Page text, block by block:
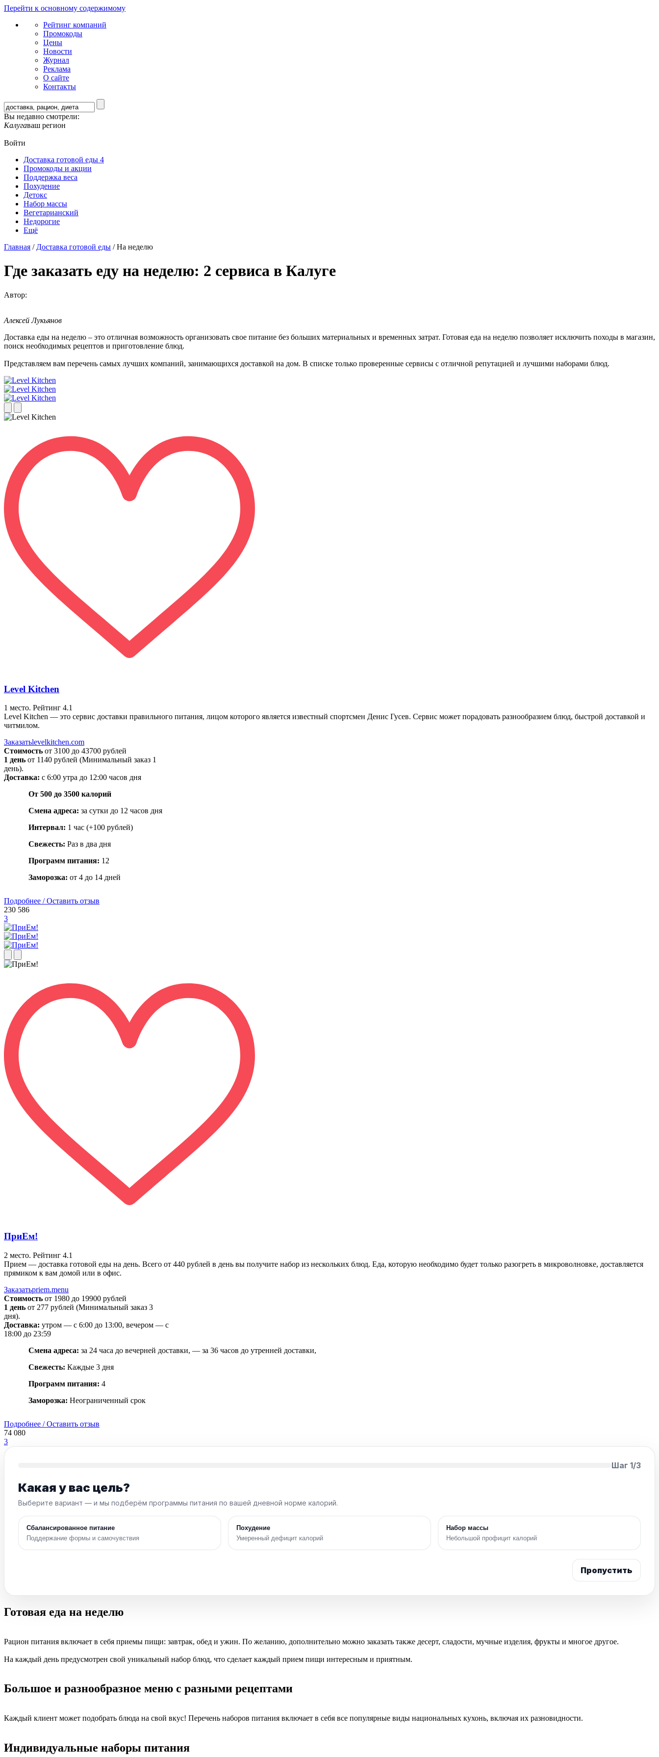
Перейти к основному содержимому
Рейтинг компаний
Промокоды
Цены
Новости
Журнал
Реклама
О сайте
Контакты
Вы недавно смотрели:
Калугаваш регион
Войти
Доставка готовой еды 4
Промокоды и акции
Поддержка веса
Похудение
Детокс
Набор массы
Вегетарианский
Недорогие
Ещё
Главная / Доставка готовой еды / На неделю
Где заказать еду на неделю: 2 сервиса в Калуге
Автор:
Алексей Лукьянов
Доставка еды на неделю – это отличная возможность организовать свое питание без больших материальных и временных затрат. Готовая еда на неделю позволяет исключить походы в магазин,
поиск необходимых рецептов и приготовление блюд.
Представляем вам перечень самых лучших компаний, занимающихся доставкой на дом. В списке только проверенные сервисы с отличной репутацией и лучшими наборами блюд.
Level Kitchen
1 место. Рейтинг 4.1
Level Kitchen — это сервис доставки правильного питания, лицом которого является известный спортсмен Денис Гусев. Сервис может порадовать разнообразием блюд, быстрой доставкой и
читмилом.
Заказатьlevelkitchen.com
Стоимость от 3100 до 43700 рублей
1 день от 1140 рублей (Минимальный заказ 1
день).
Доставка: с 6:00 утра до 12:00 часов дня
От 500 до 3500 калорий
Смена адреса: за сутки до 12 часов дня
Интервал: 1 час (+100 рублей)
Свежесть: Раз в два дня
Программ питания: 12
Заморозка: от 4 до 14 дней
Подробнее / Оставить отзыв
230 586
3
ПриЕм!
2 место. Рейтинг 4.1
Прием — доставка готовой еды на день. Всего от 440 рублей в день вы получите набор из нескольких блюд. Еда, которую необходимо будет только разогреть в микроволновке, доставляется
прямиком к вам домой или в офис.
Заказатьpriem.menu
Стоимость от 1980 до 19900 рублей
1 день от 277 рублей (Минимальный заказ 3
дня).
Доставка: утром — с 6:00 до 13:00, вечером — с
18:00 до 23:59
Смена адреса: за 24 часа до вечерней доставки, — за 36 часов до утренней доставки,
Свежесть: Каждые 3 дня
Программ питания: 4
Заморозка: Неограниченный срок
Подробнее / Оставить отзыв
74 080
3
Шаг 1/3
Какая у вас цель?
Выберите вариант — и мы подберём программы питания по вашей дневной норме калорий.
Сбалансированное питание
Поддержание формы и самочувствия
Похудение
Умеренный дефицит калорий
Набор массы
Небольшой профицит калорий
Пропустить
Готовая еда на неделю
Рацион питания включает в себя приемы пищи: завтрак, обед и ужин. По желанию, дополнительно можно заказать также десерт, сладости, мучные изделия, фрукты и многое другое.
На каждый день предусмотрен свой уникальный набор блюд, что сделает каждый прием пищи интересным и приятным.
Большое и разнообразное меню с разными рецептами
Каждый клиент может подобрать блюда на свой вкус! Перечень наборов питания включает в себя все популярные виды национальных кухонь, включая их разновидности.
Индивидуальные наборы питания